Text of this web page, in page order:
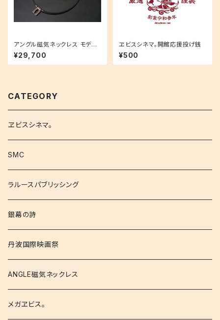
アングル磁気ネックレス モデル
01ブラックモデル
¥29,700
ヱビスシネマ。開館応援投げ銭
¥500
CATEGORY
ヱビスシネマ。
SMC
ラルースパブリッシング
銀幕の詩
丹波国際映画祭
ANGLE磁気ネックレス
メガヱビス。